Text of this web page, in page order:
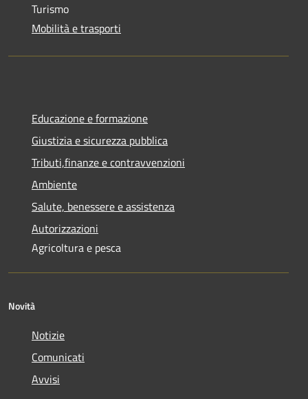
Turismo
Mobilità e trasporti
Educazione e formazione
Giustizia e sicurezza pubblica
Tributi,finanze e contravvenzioni
Ambiente
Salute, benessere e assistenza
Autorizzazioni
Agricoltura e pesca
Novità
Notizie
Comunicati
Avvisi